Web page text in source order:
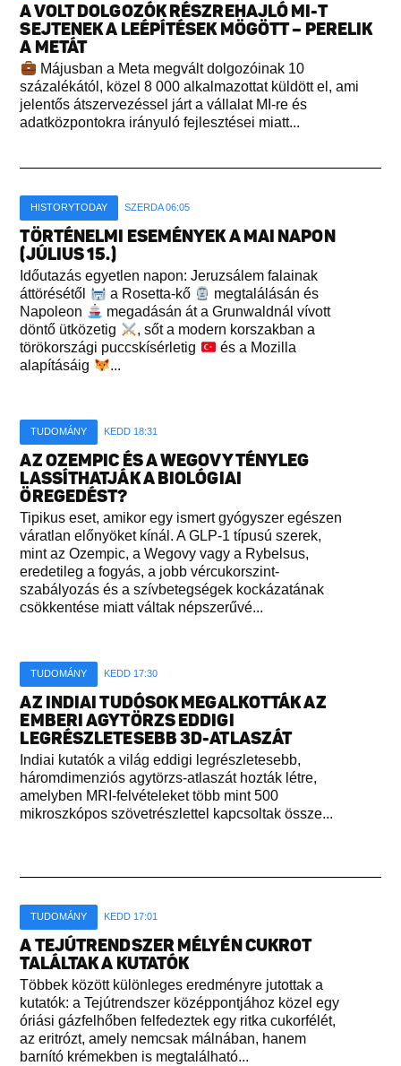
A VOLT DOLGOZÓK RÉSZREHAJLÓ MI-T
SEJTENEK A LEÉPÍTÉSEK MÖGÖTT – PERELIK
A METÁT
Májusban a Meta megvált dolgozóinak 10
százalékától, közel 8 000 alkalmazottat küldött el, ami
jelentős átszervezéssel járt a vállalat MI-re és
adatközpontokra irányuló fejlesztései miatt...
HISTORYTODAY SZERDA 06:05
TÖRTÉNELMI ESEMÉNYEK A MAI NAPON
(JÚLIUS 15.)
Időutazás egyetlen napon: Jeruzsálem falainak
áttörésétől
a Rosetta-kő
megtalálásán és
Napoleon
megadásán át a Grunwaldnál vívott
döntő ütközetig
, sőt a modern korszakban a
törökországi puccskísérletig
és a Mozilla
alapításáig
...
TUDOMÁNY KEDD 18:31
AZ OZEMPIC ÉS A WEGOVY TÉNYLEG
LASSÍTHATJÁK A BIOLÓGIAI
ÖREGEDÉST?
Tipikus eset, amikor egy ismert gyógyszer egészen
váratlan előnyöket kínál. A GLP-1 típusú szerek,
mint az Ozempic, a Wegovy vagy a Rybelsus,
eredetileg a fogyás, a jobb vércukorszint-
szabályozás és a szívbetegségek kockázatának
csökkentése miatt váltak népszerűvé...
TUDOMÁNY KEDD 17:30
AZ INDIAI TUDÓSOK MEGALKOTTÁK AZ
EMBERI AGYTÖRZS EDDIGI
LEGRÉSZLETESEBB 3D-ATLASZÁT
Indiai kutatók a világ eddigi legrészletesebb,
háromdimenziós agytörzs-atlaszát hozták létre,
amelyben MRI-felvételeket több mint 500
mikroszkópos szövetrészlettel kapcsoltak össze...
TUDOMÁNY KEDD 17:01
A TEJÚTRENDSZER MÉLYÉN CUKROT
TALÁLTAK A KUTATÓK
Többek között különleges eredményre jutottak a
kutatók: a Tejútrendszer középpontjához közel egy
óriási gázfelhőben felfedeztek egy ritka cukorfélét,
az eritrózt, amely nemcsak málnában, hanem
barnító krémekben is megtalálható...